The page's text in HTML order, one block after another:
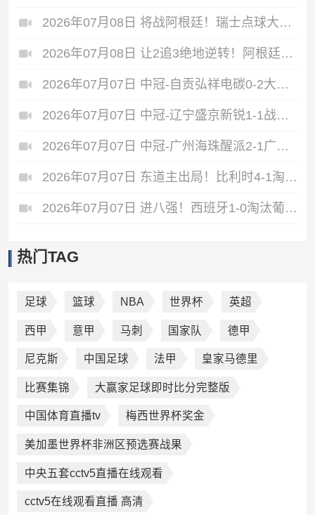
2026年07月08日 将战阿根廷！瑞士点球大战4-3淘汰哥伦比亚 D·桑切斯、库乔失点
2026年07月08日 让2追3绝地逆转！阿根廷3-2绝杀埃及进8强 梅西传射+失点恩佐绝杀
2026年07月07日 中冠-自贡弘祥电碳0-2大连聚惺晟恒 马灿杰破门
2026年07月07日 中冠-辽宁盛京新锐1-1战平上海泽天 双方握手言和
2026年07月07日 中冠-广州海珠醒派2-1广东吴川青年 黎宇扬梅开二度
2026年07月07日 东道主出局！比利时4-1淘汰美国 CDK2射1传 巴洛贡补时被换下
2026年07月07日 进八强！西班牙1-0淘汰葡萄牙 梅里诺91分钟绝杀41岁C罗最后一舞
热门TAG
足球 篮球 NBA 世界杯 英超
西甲 意甲 马刺 国家队 德甲
尼克斯 中国足球 法甲 皇家马德里
比赛集锦 大赢家足球即时比分完整版
中国体育直播tv 梅西世界杯奖金
美加墨世界杯非洲区预选赛战果
中央五套cctv5直播在线观看
cctv5在线观看直播 高清